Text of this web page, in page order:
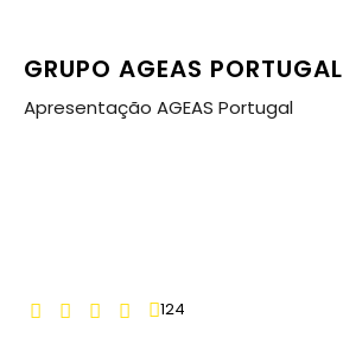
GRUPO AGEAS PORTUGAL
Apresentação AGEAS Portugal
124